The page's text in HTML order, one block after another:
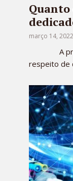
março 14, 2022
A
respeito de